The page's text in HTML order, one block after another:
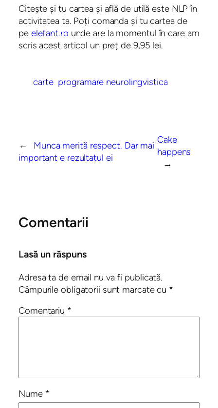
Citește și tu cartea și află de utilă este NLP în
activitatea ta. Poți comanda și tu cartea de
pe elefant.ro unde are la momentul în care am
scris acest articol un preț de 9,95 lei.
carte programare neurolingvistica
←
Munca merită respect. Dar mai
important e rezultatul ei
Cake
happens
→
Comentarii
Lasă un răspuns
Adresa ta de email nu va fi publicată.
Câmpurile obligatorii sunt marcate cu *
Comentariu *
Nume *